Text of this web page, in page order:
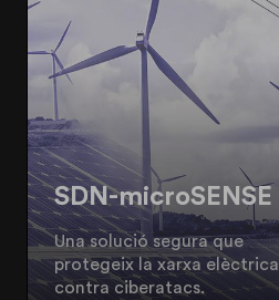
SDN-microSENSE
Una solució segura que
protegeix la xarxa elèctrica
contra ciberatacs.